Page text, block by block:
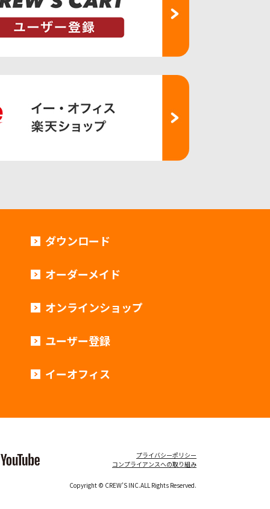
ダウンロード
オーダーメイド
オンラインショップ
ユーザー登録
イーオフィス
プライバシーポリシー
コンプライアンスへの取り組み
Copyright © CREW’S INC.ALL Rights Reserved.